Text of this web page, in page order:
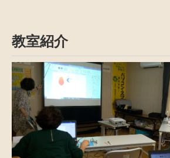
教室紹介